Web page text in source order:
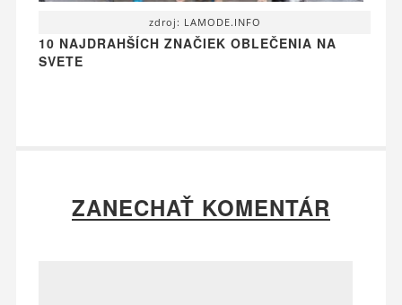
zdroj: LAMODE.INFO
10 NAJDRAHŠÍCH ZNAČIEK OBLEČENIA NA
SVETE
ZANECHAŤ KOMENTÁR